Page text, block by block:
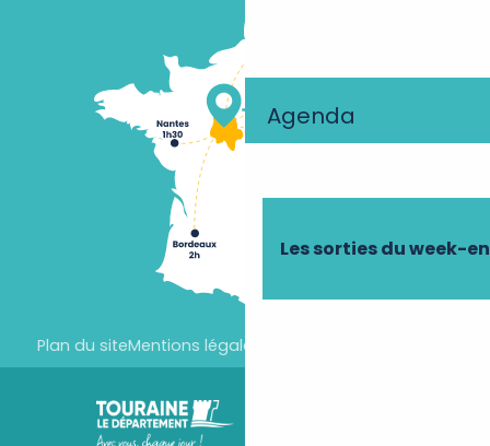
Agenda
Les sorties du week-
Plan du siteMentions légales